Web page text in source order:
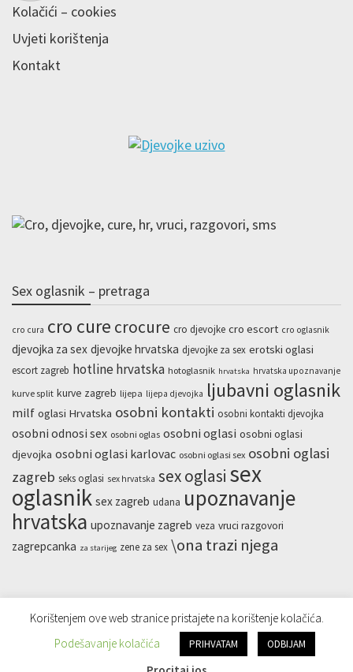
Kolačići – cookies
Uvjeti korištenja
Kontakt
Sex oglasnik – pretraga
cro cura cro cure crocure cro djevojke cro escort cro oglasnik
djevojka za sex djevojke hrvatska djevojke za sex erotski oglasi
escort zagreb hotline hrvatska hotoglasnik hrvatska hrvatska upoznavanje
kurve split kurve zagreb lijepa lijepa djevojka ljubavni oglasnik
milf oglasi Hrvatska osobni kontakti osobni kontakti djevojka
osobni odnosi sex osobni oglas osobni oglasi osobni oglasi
djevojka osobni oglasi karlovac osobni oglasi sex osobni oglasi
zagreb seks oglasi sex hrvatska sex oglasi sex
oglasnik sex zagreb udana upoznavanje
hrvatska upoznavanje zagreb veza vruci razgovori
zagrepcanka za starijeg zene za sex \ona trazi njega
WordPress|WP Magazine by WP Mag Plus
Korištenjem ove web stranice pristajete na korištenje kolačića.
Podešavanje kolačića
PRIHVATAM ODBIJAM